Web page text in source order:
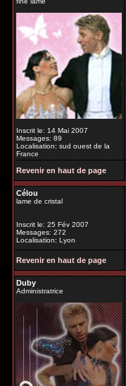
Inscrit le: 14 Mai 2007
Messages: 89
Localisation: sud ouest de la
France
Revenir en haut de page
Célou
lame de cristal
Inscrit le: 25 Fév 2007
Messages: 272
Localisation: Lyon
Revenir en haut de page
Duby
Administratrice